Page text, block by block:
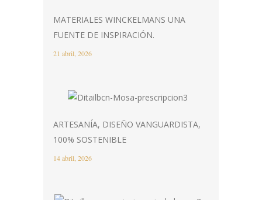
MATERIALES WINCKELMANS UNA
FUENTE DE INSPIRACIÓN.
21 abril, 2026
ARTESANÍA, DISEÑO VANGUARDISTA,
100% SOSTENIBLE
14 abril, 2026